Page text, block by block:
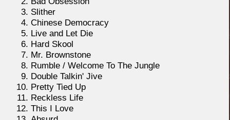
Slither
Chinese Democracy
Live and Let Die
Hard Skool
Mr. Brownstone
Rumble / Welcome To The Jungle
Double Talkin' Jive
Pretty Tied Up
Reckless Life
This I Love